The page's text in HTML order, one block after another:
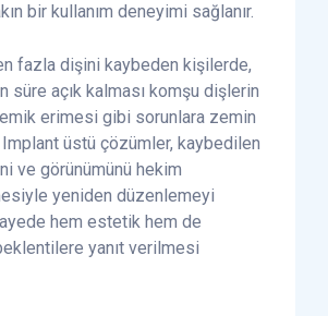
bir kullanım deneyimi sağlanır.
fazla dişini kaybeden kişilerde,
süre açık kalması komşu dişlerin
erimesi gibi sorunlara zemin
Implant üstü çözümler, kaybedilen
ve görünümünü hekim
yeniden düzenlemeyi
hem estetik hem de
yanıt verilmesi